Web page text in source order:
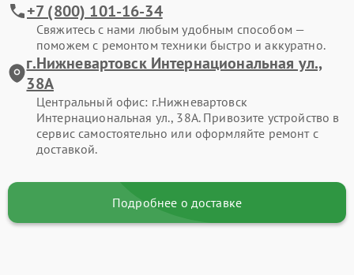
+7 (800) 101-16-34
Свяжитесь с нами любым удобным способом —
поможем с ремонтом техники быстро и аккуратно.
г.Нижневартовск Интернациональная ул.,
38А
Центральный офис: г.Нижневартовск
Интернациональная ул., 38А. Привозите устройство в
сервис самостоятельно или оформляйте ремонт с
доставкой.
Подробнее о доставке